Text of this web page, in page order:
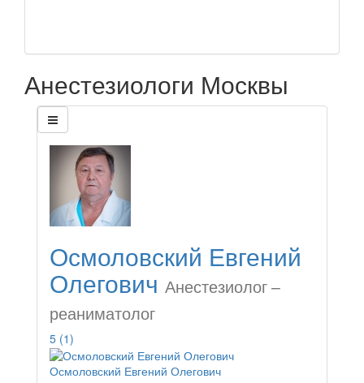
Анестезиологи Москвы
Осмоловский Евгений
Олегович Анестезиолог –
реаниматолог
5 (1)
Осмоловский Евгений Олегович